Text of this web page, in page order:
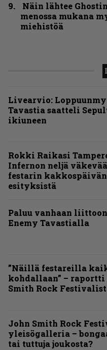
Näin lähtee
menossa mukana
miehistöä
Livearvio:
Tavastia saatteli
ikiuneen
Rokki Raikasi
Infernon neljä
festarin kakkospäivän
esityksistä
Paluu vanhaan
Enemy Tavastialla
”Näillä festareilla
kohdallaan” – raportti
Smith Rock
John Smith Rock
yleisögalleria –
tai tuttuja joukosta?